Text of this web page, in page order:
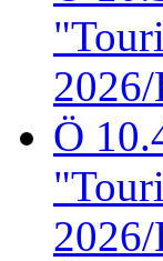
2026/
Ö
2026/